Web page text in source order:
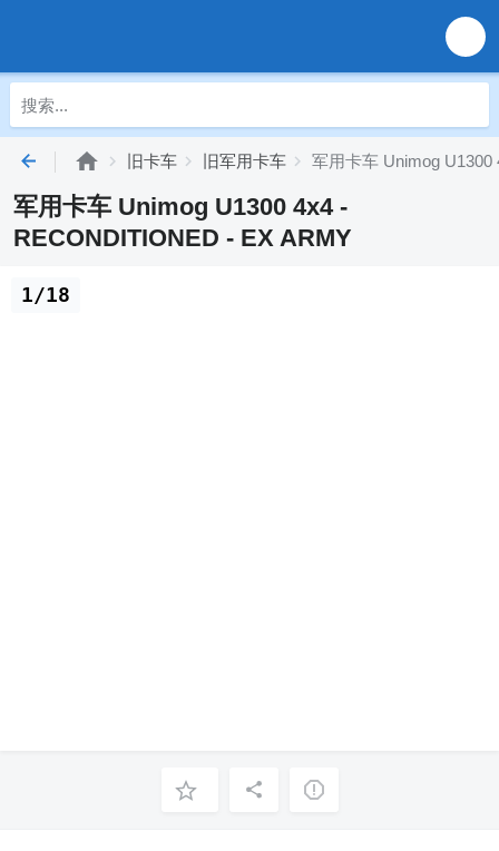
旧卡车 旧军用卡车 军用卡车 Unimog
军用卡车 Unimog U1300 4x4 -
RECONDITIONED - EX ARMY
1/18